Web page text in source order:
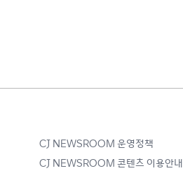
CJ NEWSROOM 운영정책
CJ NEWSROOM 콘텐츠 이용안내